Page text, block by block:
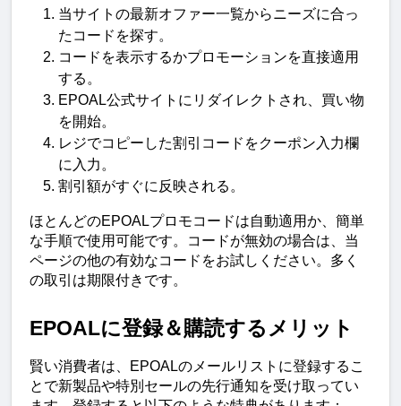
当サイトの最新オファー一覧からニーズに合っ
たコードを探す。
コードを表示するかプロモーションを直接適用
する。
EPOAL公式サイトにリダイレクトされ、買い物
を開始。
レジでコピーした割引コードをクーポン入力欄
に入力。
割引額がすぐに反映される。
ほとんどのEPOALプロモコードは自動適用か、簡単
な手順で使用可能です。コードが無効の場合は、当
ページの他の有効なコードをお試しください。多く
の取引は期限付きです。
EPOALに登録＆購読するメリット
賢い消費者は、EPOALのメールリストに登録するこ
とで新製品や特別セールの先行通知を受け取ってい